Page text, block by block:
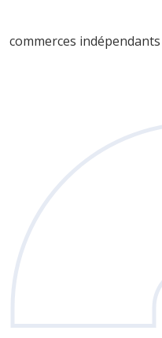
commerces indépendants